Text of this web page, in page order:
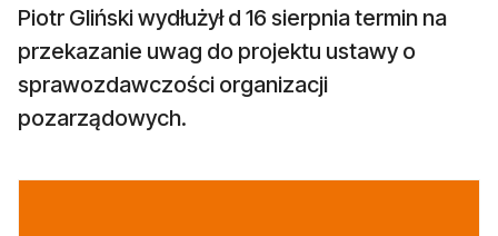
Piotr Gliński wydłużył d 16 sierpnia termin na
przekazanie uwag do projektu ustawy o
sprawozdawczości organizacji
pozarządowych.